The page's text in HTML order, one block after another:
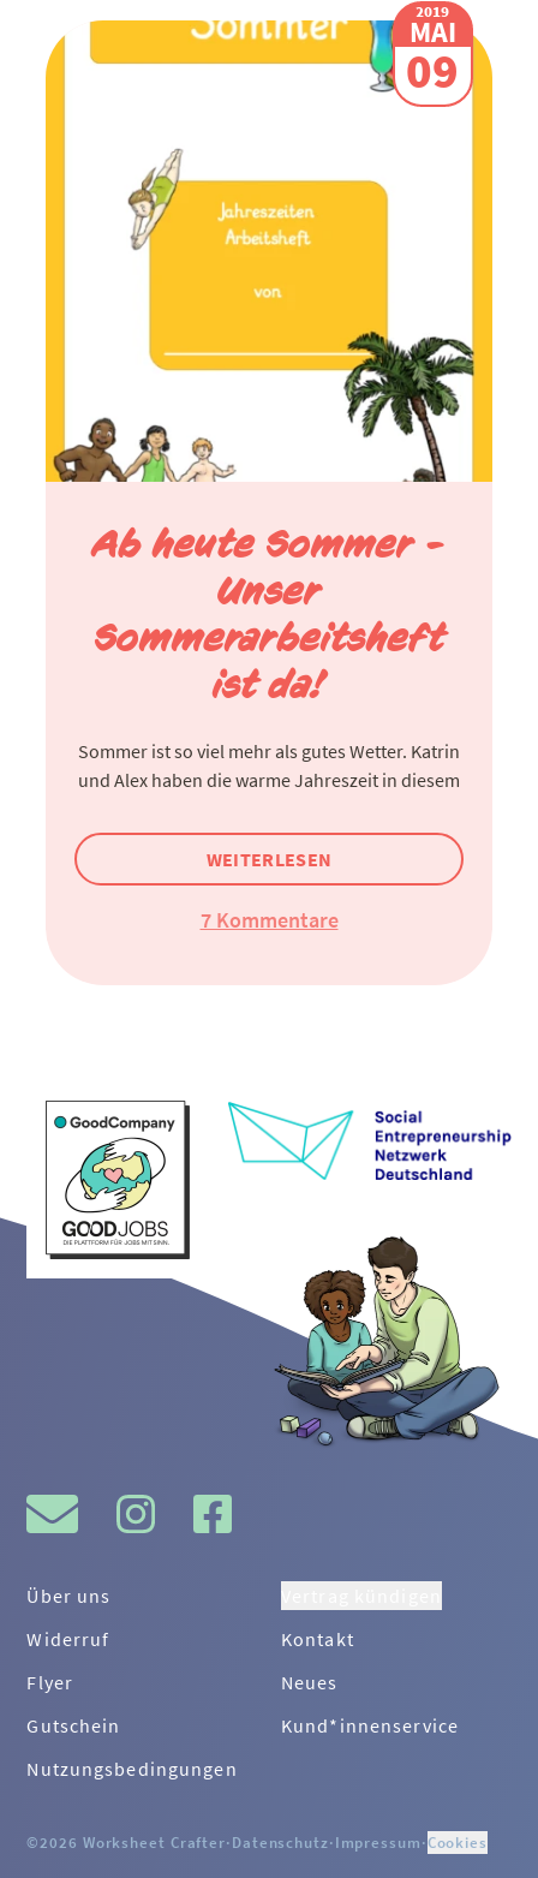
2019
MAI
09
Ab heute Sommer -
Unser
Sommerarbeitsheft
ist da!
Sommer ist so viel mehr als gutes Wetter. Katrin
und Alex haben die warme Jahreszeit in diesem
WEITERLESEN
7 Kommentare
Über uns
Widerruf
Kontakt
Flyer
Neues
Gutschein
Kund*innenservice
Nutzungsbedingungen
©2026 Worksheet Crafter·Datenschutz·Impressum·Cookies